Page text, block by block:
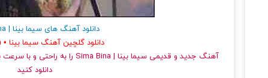
دانلود آهنگ های سیما بینا | Sima Bina
دانلود گلچین آهنگ سیما بینا • Sima Bina
آهنگ جدید
دانلود کنید